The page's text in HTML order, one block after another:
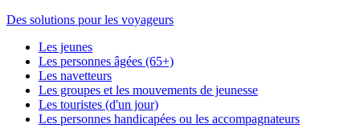
Des solutions pour les voyageurs
Les jeunes
Les personnes âgées (65+)
Les navetteurs
Les groupes et les mouvements de jeunesse
Les touristes (d'un jour)
Les personnes handicapées ou les accompagnateurs